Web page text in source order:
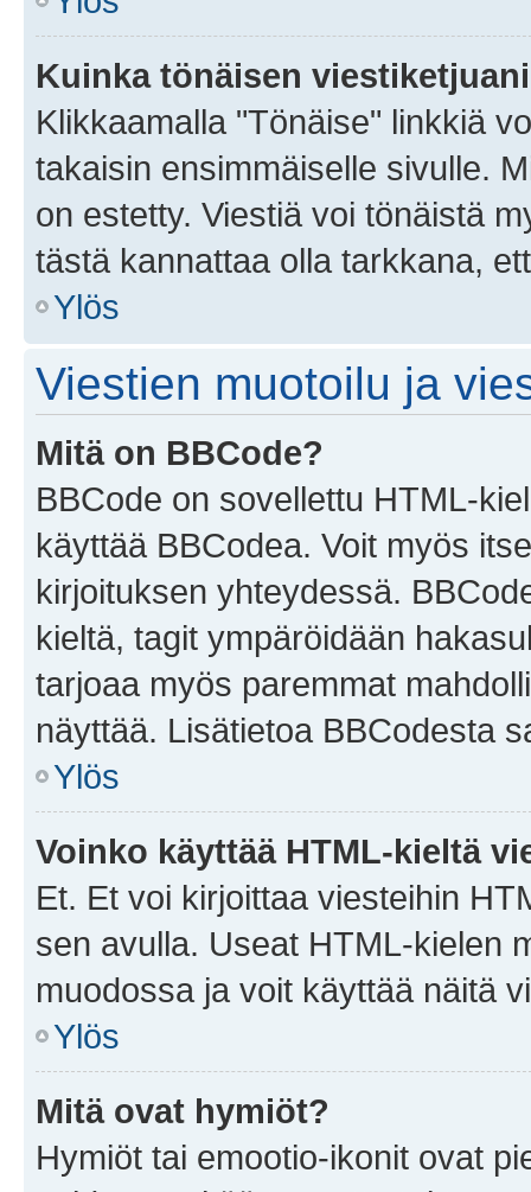
Kuinka tönäisen
Klikkaamalla "Tönäise" linkkiä
takaisin ensimmäiselle sivulle.
on estetty. Viestiä voi tönäistä
tästä kannattaa olla tarkkana,
Ylös
Viestien muotoilu ja
Mitä on BBCode?
BBCode on sovellettu HTML-
käyttää BBCodea. Voit myös
kirjoituksen yhteydessä.
kieltä, tagit ympäröidään
tarjoaa myös paremmat
näyttää. Lisätietoa BBCodesta
Ylös
Voinko käyttää HTML-kieltä
Et. Et voi kirjoittaa viesteihin
sen avulla. Useat HTML-kielen
muodossa ja voit käyttää näitä
Ylös
Mitä ovat hymiöt?
Hymiöt tai emootio-ikonit ovat